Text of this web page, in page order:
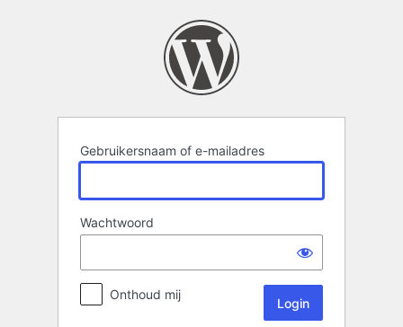
Gebruikersnaam of e-mailadres
Wachtwoord
Onthoud mij